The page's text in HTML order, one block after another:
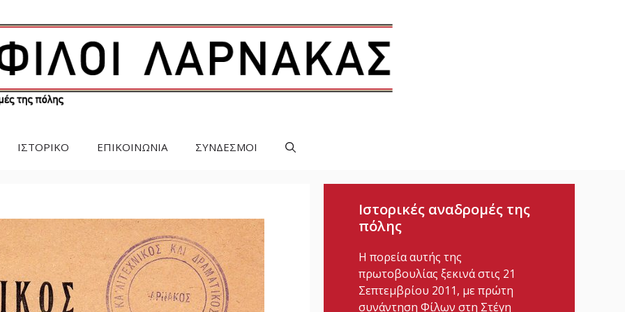
ΙΣΤΟΡΙΚΟ ΕΠΙΚΟΙΝΩΝΙΑ ΣΥΝΔΕΣΜΟΙ
Ιστορικές αναδρομές της
πόλης
Η πορεία αυτής της
πρωτοβουλίας ξεκινά στις 21
Σεπτεμβρίου 2011, με πρώτη
συνάντηση Φίλων στη Στέγη